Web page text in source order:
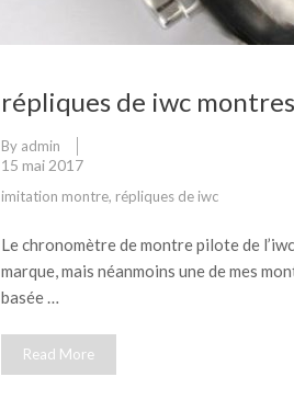
répliques de iwc
By admin
15 mai 2017
imitation montre, répliques de iwc
Le chronomètre de montre pilote de
marque, mais néanmoins une de mes
basée …
Read More